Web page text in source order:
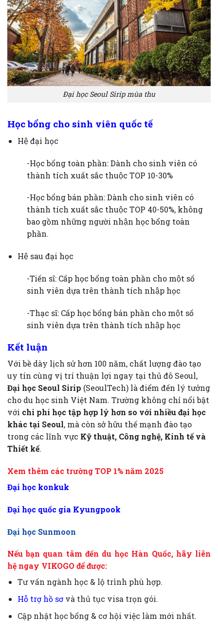
Đại học Seoul Sirip mùa thu
Học bổng cho sinh viên quốc tế
Hệ đại học
-Học bổng toàn phần: Dành cho sinh viên có
thành tích xuất sắc thuộc TOP 10-30%
-Học bổng bán phần: Dành cho sinh viên có
thành tích xuất sắc thuộc TOP 40-50%, không
bao gồm những người nhận học bổng toàn
phần.
Hệ sau đại học
-Tiến sĩ: Cấp học bổng toàn phần cho một số
sinh viên dựa trên thành tích nhập học
-Thạc sĩ: Cấp học bổng bán phần cho một số
sinh viên dựa trên thành tích nhập học
Kết luận
Với bề dày lịch sử hơn 100 năm, chất lượng đào tạo
uy tín cùng vị trí thuận lợi ngay tại thủ đô Seoul,
Đại học Seoul Sirip (SeoulTech) là điểm đến lý tưởng
cho du học sinh Việt Nam. Trường không chỉ nổi bật
với chi phí học tập hợp lý hơn so với nhiều đại học
khác tại Seoul, mà còn sở hữu thế mạnh đào tạo
trong các lĩnh vực Kỹ thuật, Công nghệ, Kinh tế và
Thiết kế.
Xem thêm các trường TOP 1% năm 2025
Đại học konkuk
Đại học quốc gia Kyungpook
Đại học Sunmoon
Nếu bạn quan tâm đến du học Hàn Quốc, hãy liên
hệ ngay VIKOGO để được:
Tư vấn ngành học & lộ trình phù hợp.
Hỗ trợ hồ sơ và thủ tục visa trọn gói.
Cập nhật học bổng & cơ hội việc làm mới nhất.